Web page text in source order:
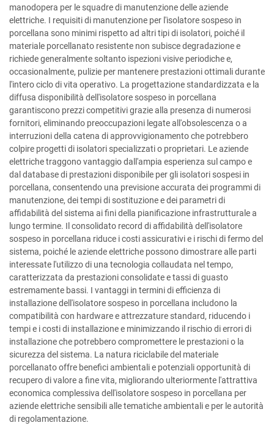
manodopera per le squadre di manutenzione delle aziende
elettriche. I requisiti di manutenzione per l'isolatore sospeso in
porcellana sono minimi rispetto ad altri tipi di isolatori, poiché il
materiale porcellanato resistente non subisce degradazione e
richiede generalmente soltanto ispezioni visive periodiche e,
occasionalmente, pulizie per mantenere prestazioni ottimali durante
l'intero ciclo di vita operativo. La progettazione standardizzata e la
diffusa disponibilità dell'isolatore sospeso in porcellana
garantiscono prezzi competitivi grazie alla presenza di numerosi
fornitori, eliminando preoccupazioni legate all'obsolescenza o a
interruzioni della catena di approvvigionamento che potrebbero
colpire progetti di isolatori specializzati o proprietari. Le aziende
elettriche traggono vantaggio dall'ampia esperienza sul campo e
dal database di prestazioni disponibile per gli isolatori sospesi in
porcellana, consentendo una previsione accurata dei programmi di
manutenzione, dei tempi di sostituzione e dei parametri di
affidabilità del sistema ai fini della pianificazione infrastrutturale a
lungo termine. Il consolidato record di affidabilità dell'isolatore
sospeso in porcellana riduce i costi assicurativi e i rischi di fermo del
sistema, poiché le aziende elettriche possono dimostrare alle parti
interessate l'utilizzo di una tecnologia collaudata nel tempo,
caratterizzata da prestazioni consolidate e tassi di guasto
estremamente bassi. I vantaggi in termini di efficienza di
installazione dell'isolatore sospeso in porcellana includono la
compatibilità con hardware e attrezzature standard, riducendo i
tempi e i costi di installazione e minimizzando il rischio di errori di
installazione che potrebbero compromettere le prestazioni o la
sicurezza del sistema. La natura riciclabile del materiale
porcellanato offre benefici ambientali e potenziali opportunità di
recupero di valore a fine vita, migliorando ulteriormente l'attrattiva
economica complessiva dell'isolatore sospeso in porcellana per
aziende elettriche sensibili alle tematiche ambientali e per le autorità
di regolamentazione.